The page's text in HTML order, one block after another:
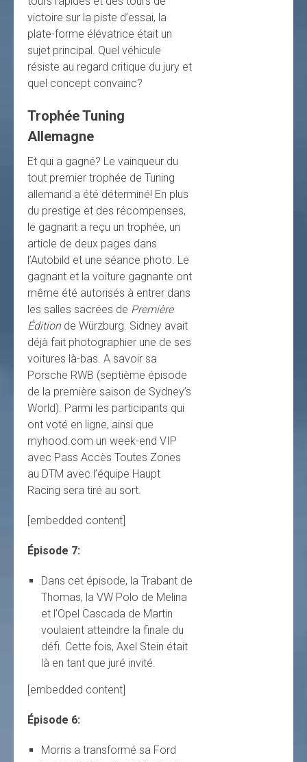
victoire sur la piste d’essai, la
plate-forme élévatrice était un
sujet principal. Quel véhicule
résiste au regard critique du jury et
quel concept convainc?
Trophée Tuning
Allemagne
Et qui a gagné? Le vainqueur du
tout premier trophée de Tuning
allemand a été déterminé! En plus
du prestige et des récompenses,
le gagnant a reçu un trophée, un
article de deux pages dans
l’Autobild et une séance photo. Le
gagnant et la voiture gagnante ont
même été autorisés à entrer dans
les salles sacrées de Première
Éditionde Würzburg. Sidney avait
déjà fait photographier une de ses
voitures là-bas. A savoir sa
Porsche RWB (septième épisode
de la première saison de Sydney’s
World). Parmi les participants qui
ont voté en ligne, ainsi que
myhood.com un week-end VIP
avec Pass Accès Toutes Zones
au DTM avec l’équipe Haupt
Racing sera tiré au sort.
[embedded content]
Épisode 7:
Dans cet épisode, la Trabant de
Thomas, la VW Polo de Melina
et l’Opel Cascada de Martin
voulaient atteindre la finale du
défi. Cette fois, Axel Stein était
là en tant que juré invité.
[embedded content]
Épisode 6:
Morris a transformé sa Ford